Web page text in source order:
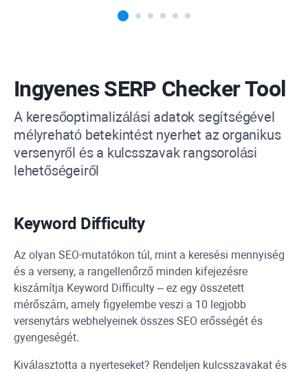
IngyenesSERP Checker Tool
A keresőoptimalizálási adatok segítségével
mélyreható betekintést nyerhet az organikus
versenyről és a kulcsszavak rangsorolási
lehetőségeiről
Keyword Difficulty
Az olyan SEO-mutatókon túl, mint a keresési mennyiség
és a verseny, a rangellenőrző minden kifejezésre
kiszámítja Keyword Difficulty – ez egy összetett
mérőszám, amely figyelembe veszi a 10 legjobb
versenytárs webhelyeinek összes SEO erősségét és
gyengeségét.
Kiválasztotta a nyerteseket? Rendeljen kulcsszavakat és